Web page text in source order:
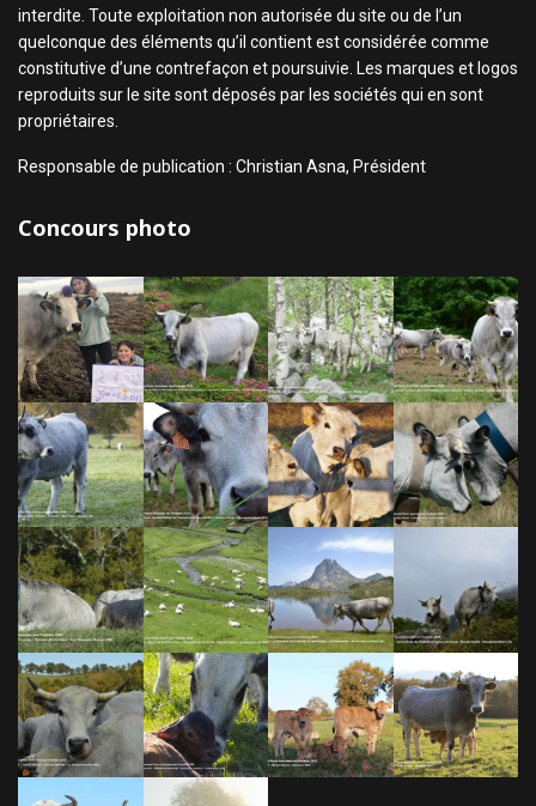
interdite. Toute exploitation non autorisée du site ou de l’un
quelconque des éléments qu’il contient est considérée comme
constitutive d’une contrefaçon et poursuivie. Les marques et logos
reproduits sur le site sont déposés par les sociétés qui en sont
propriétaires.
Responsable de publication : Christian Asna, Président
Concours photo